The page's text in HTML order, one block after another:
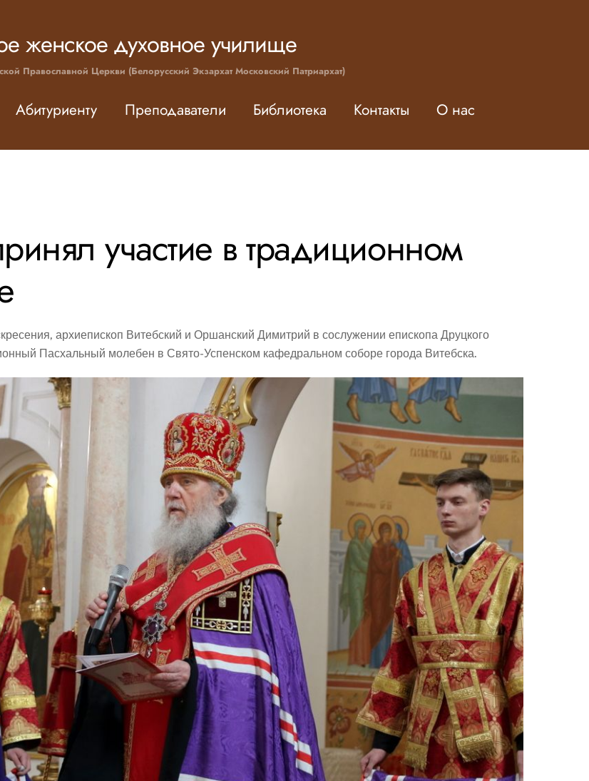
женское духовное училище
Православной Церкви (Белорусский Экзархат Московский Патриархат)
Абитуриенту Преподаватели Библиотека Контакты О нас
участие в традиционном
архиепископ Витебский и Оршанский Димитрий в сослужении епископа Друцкого
Пасхальный молебен в Свято-Успенском кафедральном соборе города Витебска.